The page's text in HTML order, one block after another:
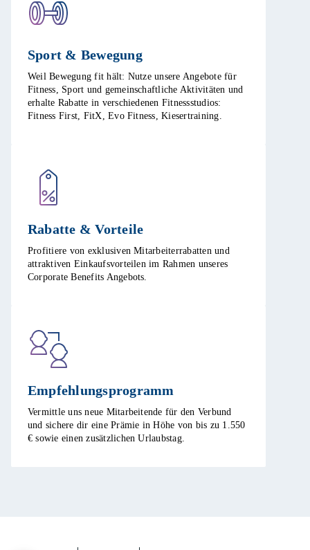
Sport & Bewegung​
Weil Bewegung fit hält: Nutze unsere Angebote für
Fitness, Sport und gemeinschaftliche Aktivitäten und
erhalte Rabatte in verschiedenen Fitnessstudios:
Fitness First, FitX, Evo Fitness, Kiesertraining.​
Rabatte & Vorteile​
Profitiere von exklusiven Mitarbeiterrabatten und
attraktiven Einkaufsvorteilen im Rahmen unseres
Corporate Benefits Angebots. ​
Empfehlungsprogramm​
Vermittle uns neue Mitarbeitende für den Verbund
und sichere dir eine Prämie in Höhe von bis zu 1.550
€ sowie einen zusätzlichen Urlaubstag.​